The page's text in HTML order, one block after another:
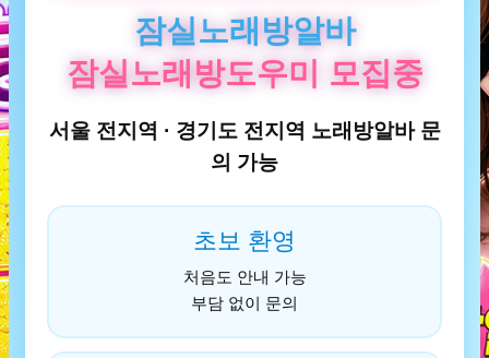
잠실노래방알바
잠실노래방도우미 모집중
서울 전지역 · 경기도 전지역 노래방알바 문
의 가능
초보 환영
처음도 안내 가능
부담 없이 문의